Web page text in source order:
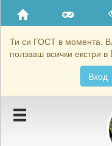
Ти си ГОСТ в момента.
ползваш всички екстри в
Вход
Приятели
Хронология на игри
Подаръците на Docki